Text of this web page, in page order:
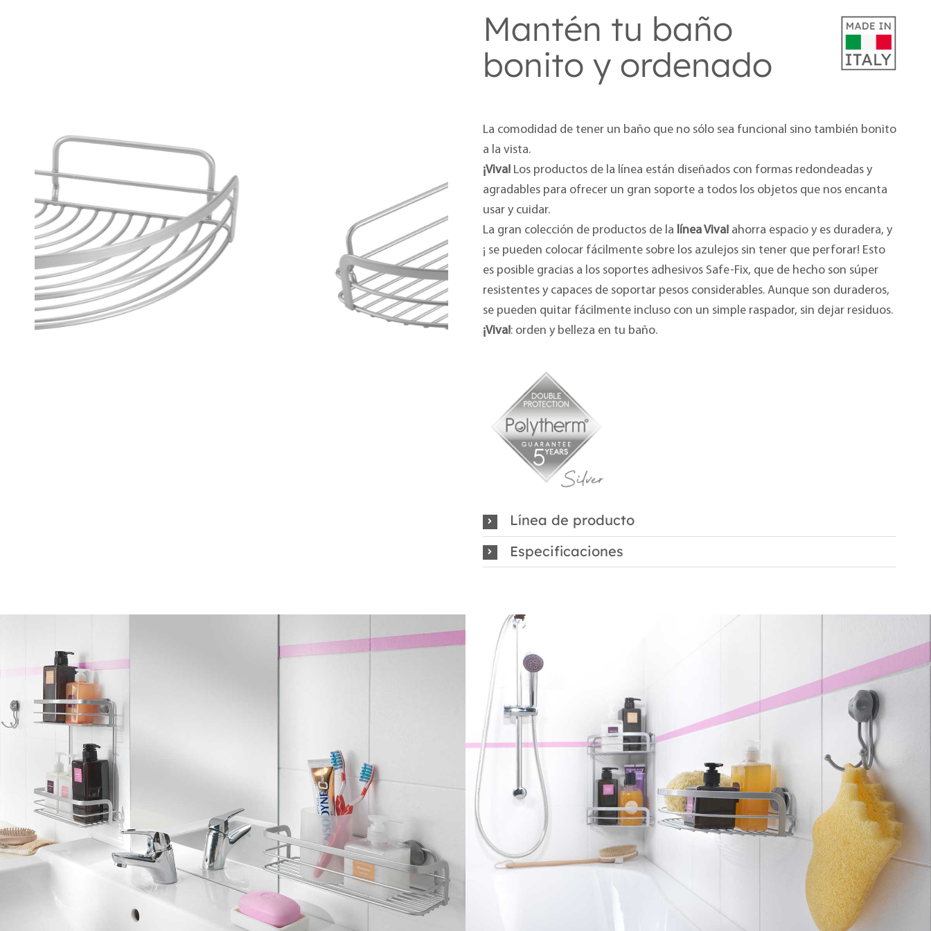
Mantén tu baño
bonito y ordenado
La comodidad de tener un baño que no sólo sea funcional sino también bonito
a la vista.
¡Viva!Los productos de la línea están diseñados con formas redondeadas y
agradables para ofrecer un gran soporte a todos los objetos que nos encanta
usar y cuidar.
La gran colección de productos de la línea Viva!ahorra espacio y es duradera, y
¡ se pueden colocar fácilmente sobre los azulejos sin tener que perforar! Esto
es posible gracias a los soportes adhesivos Safe-Fix, que de hecho son súper
resistentes y capaces de soportar pesos considerables. Aunque son duraderos,
se pueden quitar fácilmente incluso con un simple raspador, sin dejar residuos.
¡Viva!: orden y belleza en tu baño.
Línea de producto
Especificaciones